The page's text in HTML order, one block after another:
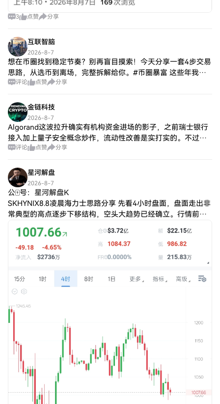
3 点赞 分享
互联智脑
2026-8-7
想在币圈找到稳定节奏？别再盲目摸索！今天分享一套4步交易
思路，从选币到离场，完整拆解给你。#币圈暴富 这些年我尝
试过很多交易方式，最终留下这套相对简单、容易执行的方
评论 点赞 分享
金链科技
2026-8-7
Algorand这波拉升确实有机构资金进场的影子，之前瑞士银行
接入加上量子安全概念炒作，流动性改善是实打实的。不过现
在技术面有点顶，短期涨太猛后进入震荡消化期，上方压力明
评论 点赞 分享
星河解盘
2026-8-7
公🀄️号：星河解盘K
SKHYNIX8.8凌晨海力士思路分享 先看4小时盘面，盘面走出非
常典型的高点逐步下移结构，空头大趋势已经确立。行情前期
多次反弹尝试反攻，但始终无法站稳上方关键压力位，每一轮
拉升都属于下跌趋势里的短暂